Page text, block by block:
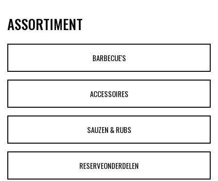
ASSORTIMENT
BARBECUE'S
ACCESSOIRES
SAUZEN & RUBS
RESERVEONDERDELEN